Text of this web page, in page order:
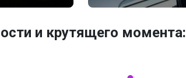
и крутящего момента: